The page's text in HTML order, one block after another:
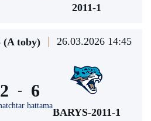
2011-1
(A toby) 26.03.2026 14:45
2 -
hattama
6
BARYS-2011-1